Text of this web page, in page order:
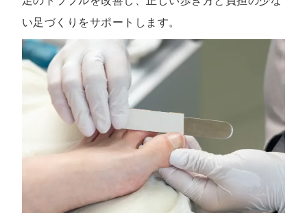
い足づくりをサポートします。